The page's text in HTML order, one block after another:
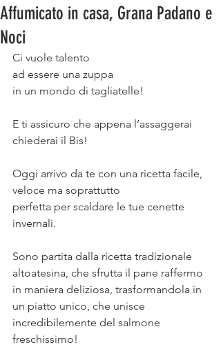
Affumicato in casa, Grana Padano e
Noci
Ci vuole talento ⠀
ad essere una zuppa ⠀
in un mondo di tagliatelle!⠀
E ti assicuro che appena l’assaggerai
chiederai il Bis!⠀
Oggi arrivo da te con una ricetta facile,
veloce ma soprattutto ⠀
perfetta per scaldare le tue cenette
invernali. ⠀
Sono partita dalla ricetta tradizionale
altoatesina, che sfrutta il pane raffermo
in maniera deliziosa, trasformandola in
un piatto unico, che unisce
incredibilemente del salmone
freschissimo!⠀